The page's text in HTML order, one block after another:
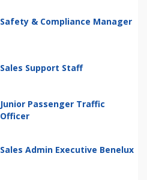
Safety & Compliance Manager
Sales Support Staff
Junior Passenger Traffic
Officer
Sales Admin Executive Benelux